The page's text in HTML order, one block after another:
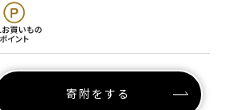
寄附をする